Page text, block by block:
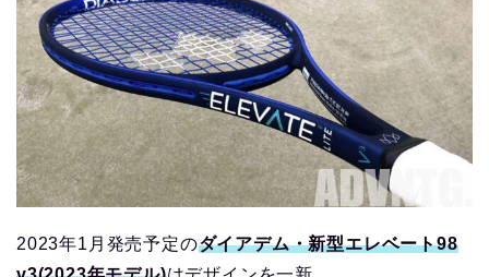
2023年1月発売予定のダイアデム・新型エレベート98